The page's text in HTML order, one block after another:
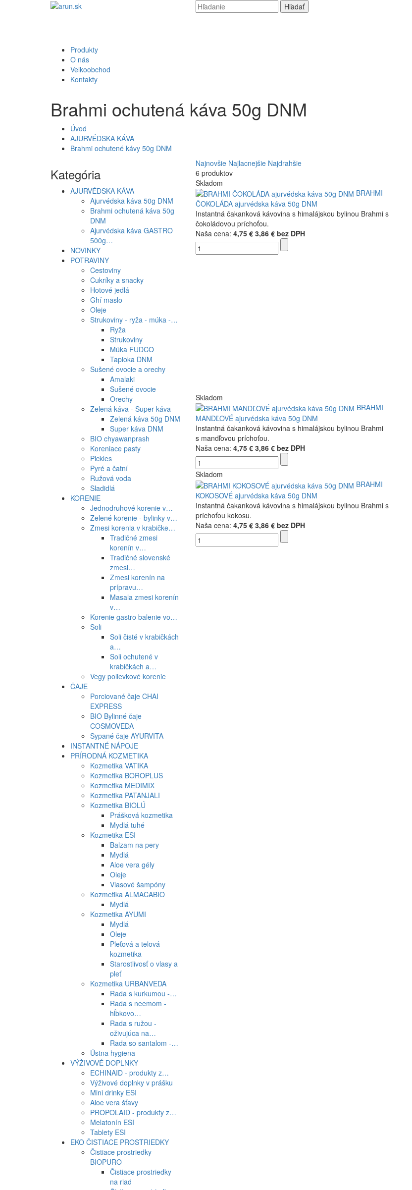
Produkty
O nás
Veľkoobchod
Kontakty
Brahmi ochutená káva 50g DNM
Úvod
AJURVÉDSKA KÁVA
Brahmi ochutené kávy 50g DNM
Kategória
AJURVÉDSKA KÁVA
Ajurvédska káva 50g DNM
Brahmi ochutená káva 50g
DNM
Ajurvédska káva GASTRO
500g…
NOVINKY
POTRAVINY
Cestoviny
Cukríky a snacky
Hotové jedlá
Ghí maslo
Oleje
Strukoviny - ryža - múka -…
Ryža
Strukoviny
Múka FUDCO
Tapioka DNM
Sušené ovocie a orechy
Amalaki
Sušené ovocie
Orechy
Zelená káva - Super káva
Zelená káva 50g DNM
Super káva DNM
BIO chyawanprash
Koreniace pasty
Pickles
Pyré a čatní
Ružová voda
Sladidlá
KORENIE
Jednodruhové korenie v…
Zelené korenie - bylinky v…
Zmesi korenia v krabičke…
Tradičné zmesi
korenín v…
Tradičné slovenské
zmesi…
Zmesi korenín na
prípravu…
Masala zmesi korenín
v…
Korenie gastro balenie vo…
Soli
Soli čisté v krabičkách
a…
Soli ochutené v
krabičkách a…
Vegy polievkové korenie
ČAJE
Porciované čaje CHAI
EXPRESS
BIO Bylinné čaje
COSMOVEDA
Sypané čaje AYURVITA
INSTANTNÉ NÁPOJE
PRÍRODNÁ KOZMETIKA
Kozmetika VATIKA
Kozmetika BOROPLUS
Kozmetika MEDIMIX
Kozmetika PATANJALI
Kozmetika BIOLÚ
Prášková kozmetika
Mydlá tuhé
Kozmetika ESI
Balzam na pery
Mydlá
Aloe vera gély
Oleje
Vlasové šampóny
Kozmetika ALMACABIO
Mydlá
Kozmetika AYUMI
Mydlá
Oleje
Pleťová a telová
kozmetika
Starostlivosť o vlasy a
pleť
Kozmetika URBANVEDA
Rada s kurkumou -…
Rada s neemom -
hĺbkovo…
Rada s ružou -
oživujúca na…
Rada so santalom -…
Ústna hygiena
VÝŽIVOVÉ DOPLNKY
ECHINAID - produkty z…
Výživové doplnky v prášku
Mini drinky ESI
Aloe vera šťavy
PROPOLAID - produkty z…
Melatonín ESI
Tablety ESI
EKO ČISTIACE PROSTRIEDKY
Čistiace prostriedky
BIOPURO
Čistiace prostriedky
na riad
Najnovšie Najlacnejšie Najdrahšie
6 produktov
Skladom
BRAHMI
ČOKOLÁDA ajurvédska káva 50g DNM
Instantná čakanková kávovina s himalájskou bylinou Brahmi s
čokoládovou príchoťou.
Naša cena: 4,75 € 3,86 € bez DPH
Skladom
BRAHMI
MANDĽOVÉ ajurvédska káva 50g DNM
Instantná čakanková kávovina s himalájskou bylinou Brahmi
s mandľovou príchoťou.
Naša cena: 4,75 € 3,86 € bez DPH
Skladom
BRAHMI
KOKOSOVÉ ajurvédska káva 50g DNM
Instantná čakanková kávovina s himalájskou bylinou Brahmi s
príchoťou kokosu.
Naša cena: 4,75 € 3,86 € bez DPH